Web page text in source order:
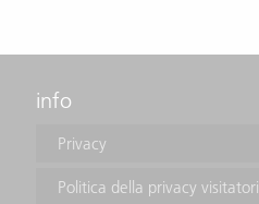
info
Privacy
Politica della privacy visitatori